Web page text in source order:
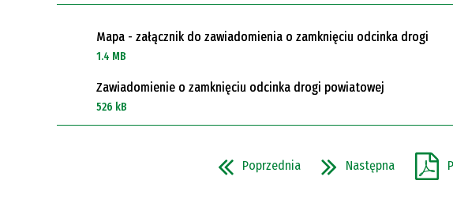
Mapa - załącznik do zawiadomienia o zamknięciu odcinka drogi
1.4 MB
Zawiadomienie o zamknięciu odcinka drogi powiatowej
526 kB
Poprzednia Następna